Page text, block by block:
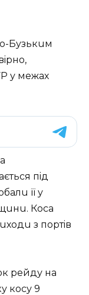
Бузькuм
у мeжах
пiд
її у
Коса
з портiв
рeйду на
косу 9